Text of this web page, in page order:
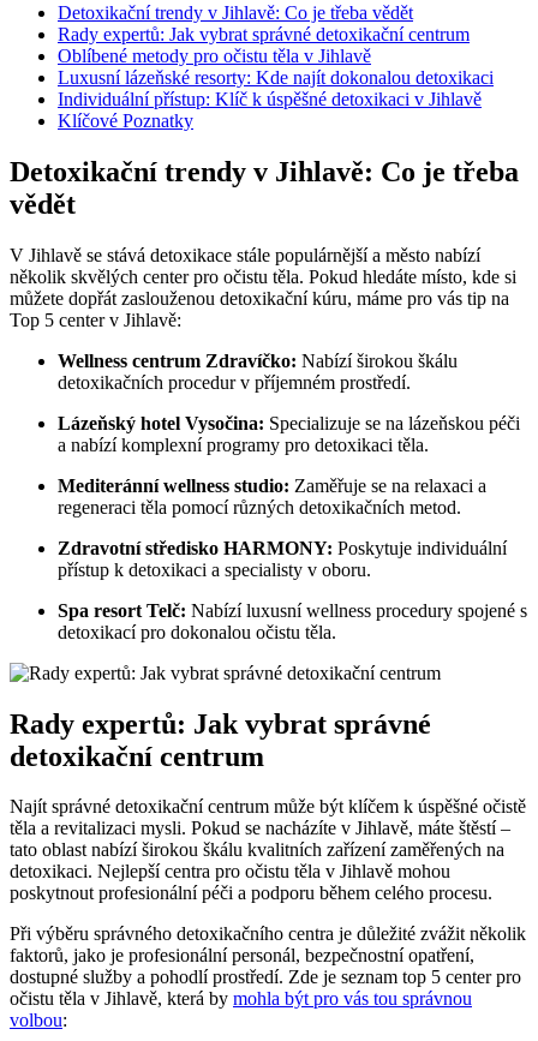
Detoxikační trendy v Jihlavě: Co je třeba vědět
Rady expertů: Jak vybrat správné detoxikační centrum
Oblíbené metody pro očistu těla v Jihlavě
Luxusní lázeňské resorty: Kde najít dokonalou detoxikaci
Individuální přístup: Klíč k úspěšné detoxikaci v Jihlavě
Klíčové Poznatky
Detoxikační trendy v Jihlavě: Co je třeba
vědět
V Jihlavě se stává detoxikace stále populárnější a město nabízí
několik skvělých center pro očistu těla. Pokud hledáte místo, kde si
můžete dopřát zaslouženou detoxikační kúru, máme pro vás tip na
Top 5 center v Jihlavě:
Wellness centrum Zdravíčko: Nabízí širokou škálu
detoxikačních procedur v příjemném prostředí.
Lázeňský hotel Vysočina: Specializuje se na lázeňskou péči
a nabízí komplexní programy pro detoxikaci těla.
Mediteránní wellness studio: Zaměřuje se na relaxaci a
regeneraci těla pomocí různých detoxikačních metod.
Zdravotní středisko HARMONY: Poskytuje individuální
přístup k detoxikaci a specialisty v oboru.
Spa resort Telč: Nabízí luxusní wellness procedury spojené s
detoxikací pro dokonalou očistu těla.
Rady expertů: Jak vybrat správné
detoxikační centrum
Najít správné detoxikační centrum může být klíčem k úspěšné očistě
těla a revitalizaci mysli. Pokud se nacházíte v Jihlavě, máte štěstí –
tato oblast nabízí širokou škálu kvalitních zařízení zaměřených na
detoxikaci. Nejlepší centra pro očistu těla v Jihlavě mohou
poskytnout profesionální péči a podporu během celého procesu.
Při výběru správného detoxikačního centra je důležité zvážit několik
faktorů, jako je profesionální personál, bezpečnostní opatření,
dostupné služby a pohodlí prostředí. Zde je seznam top 5 center pro
očistu těla v Jihlavě, která by mohla být pro vás tou správnou
volbou: